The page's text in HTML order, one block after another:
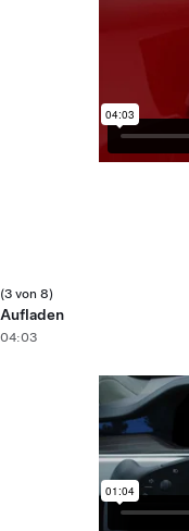
(3 von 8)
Aufladen
04:03